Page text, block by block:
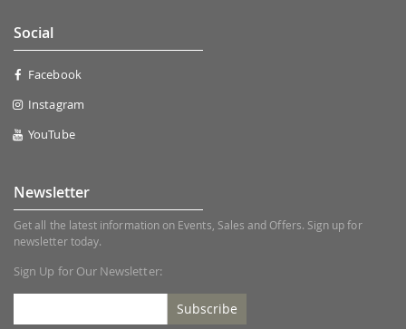
Social
Facebook
Instagram
YouTube
Newsletter
Get all the latest information on Events, Sales and Offers. Sign up for
newsletter today.
Sign Up for Our Newsletter:
Subscribe